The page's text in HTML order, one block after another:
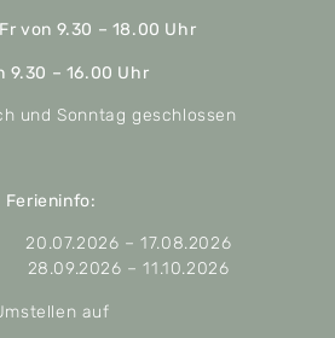
von 9.30 – 18.00 Uhr
9.30 – 16.00 Uhr
und Sonntag geschlossen
Ferieninfo:
20.07.2026 – 17.08.2026
– 11.10.2026
auf